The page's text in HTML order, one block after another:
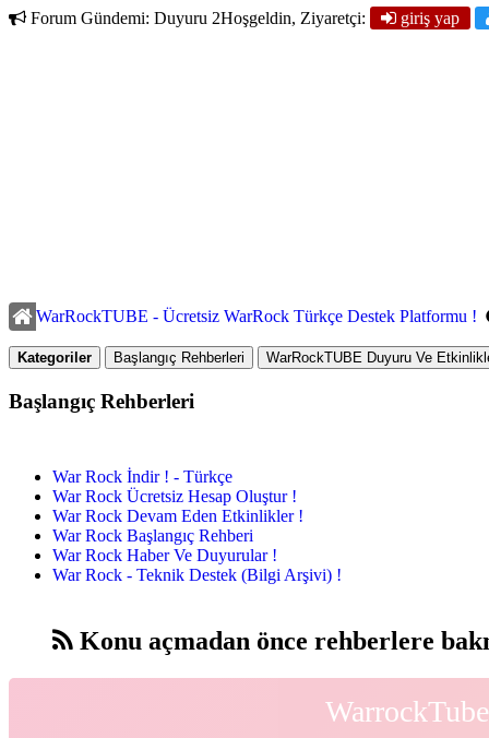
Forum Gündemi: Duyuru 2Hoşgeldin, Ziyaretçi: giriş yap
WarRockTUBE - Ücretsiz WarRock Türkçe Destek Platformu !
Kategoriler Başlangıç Rehberleri WarRockTUBE Duyuru Ve
Başlangıç Rehberleri
War Rock İndir ! - Türkçe
War Rock Ücretsiz Hesap Oluştur !
War Rock Devam Eden Etkinlikler !
War Rock Başlangıç Rehberi
War Rock Haber Ve Duyurular !
War Rock - Teknik Destek (Bilgi Arşivi) !
Konu açmadan önce rehberlere